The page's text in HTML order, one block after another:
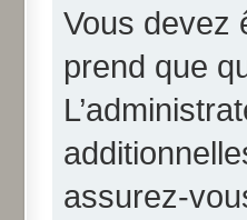
Vous devez
prend que
assurez-